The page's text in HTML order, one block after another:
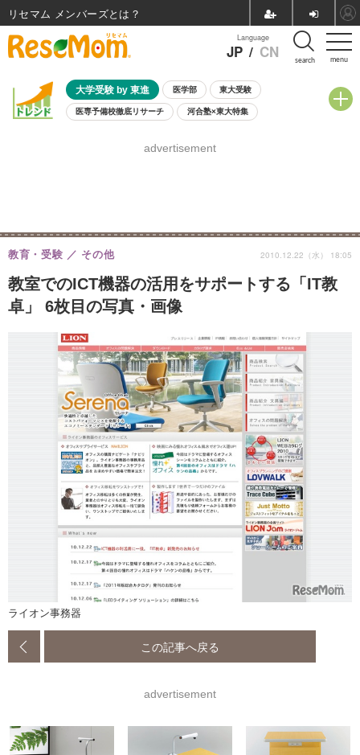
menu
Language
JP / CN search
大学受験 by 東進 医学部 東大受験
医専予備校徹底リサーチ 河合塾×東大特集
8月開催学校説明会・相談会
advertisement
教室でのICT機器の活用をサポートする「IT教
卓」 6枚目の写真・画像
教育・受験 その他 2010.12.22（水） 18:05
ライオン事務器
この記事へ戻る
advertisement
リセマム メンバーズ